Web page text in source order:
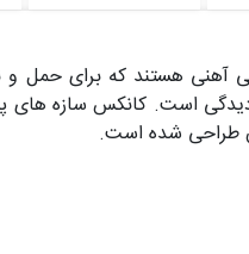
آهنی هستند که برای حمل و
است. کانکس سازه های
طراحی شده است.